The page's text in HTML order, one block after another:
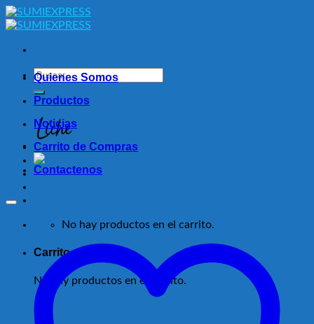
Skip
to
Buscar
por:
No hay productos en el carrito.
Carrito
No hay productos en el carrito.
Quienes Somos
Productos
Noticias
Carrito de Compras
Contactenos